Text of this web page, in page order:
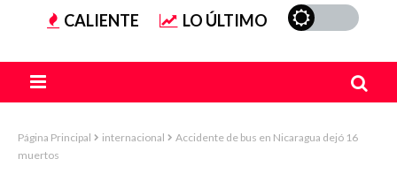
CALIENTE LO ÚLTIMO
Página Principal internacional
Accidente de bus en Nicaragua dejó 16
muertos